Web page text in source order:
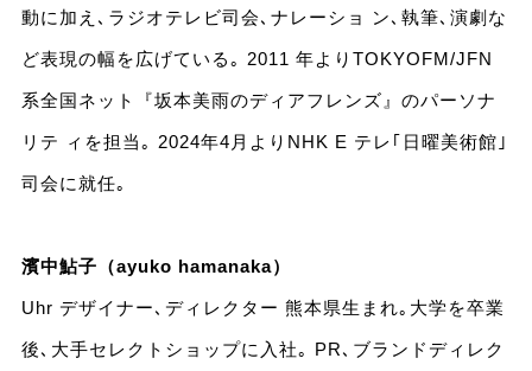
動に加え､ラジオテレビ司会､ナレーショ ン､執筆､演劇な
ど表現の幅を広げている｡ 2011 年よりTOKYOFM/JFN
系全国ネット『坂本美雨のディアフレンズ』のパーソナ
リテ ィを担当｡ 2024年4月よりNHK E テレ｢日曜美術館｣
司会に就任｡
濱中鮎子（ayuko hamanaka）
Uhr デザイナー､ディレクター 熊本県生まれ｡大学を卒業
後､大手セレクトショップに入社｡ PR､ブランドディレク